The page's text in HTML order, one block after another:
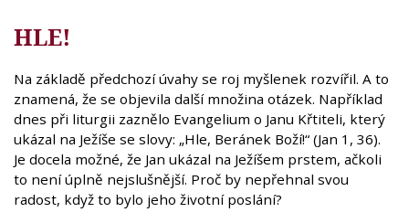
HLE!
Na základě předchozí úvahy se roj myšlenek rozvířil. A to
znamená, že se objevila další množina otázek. Například
dnes při liturgii zaznělo Evangelium o Janu Křtiteli, který
ukázal na Ježíše se slovy: „Hle, Beránek Boží!“ (Jan 1, 36).
Je docela možné, že Jan ukázal na Ježíšem prstem, ačkoli
to není úplně nejslušnější. Proč by nepřehnal svou
radost, když to bylo jeho životní poslání?